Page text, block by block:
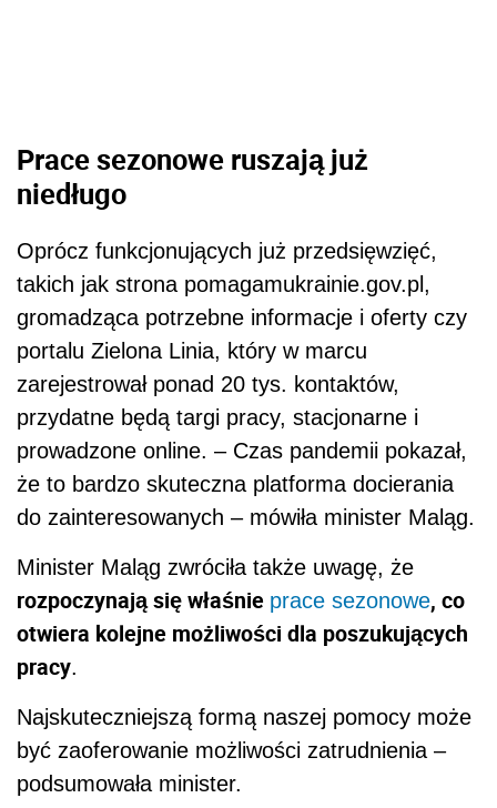
Prace sezonowe ruszają już
niedługo
Oprócz funkcjonujących już przedsięwzięć,
takich jak strona pomagamukrainie.gov.pl,
gromadząca potrzebne informacje i oferty czy
portalu Zielona Linia, który w marcu
zarejestrował ponad 20 tys. kontaktów,
przydatne będą targi pracy, stacjonarne i
prowadzone online. – Czas pandemii pokazał,
że to bardzo skuteczna platforma docierania
do zainteresowanych – mówiła minister Maląg.
Minister Maląg zwróciła także uwagę, że
rozpoczynają się właśnie prace sezonowe, co
otwiera kolejne możliwości dla poszukujących
pracy.
Najskuteczniejszą formą naszej pomocy może
być zaoferowanie możliwości zatrudnienia –
podsumowała minister.